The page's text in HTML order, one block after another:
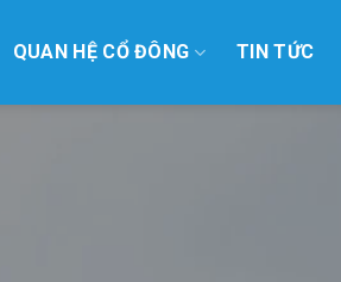
QUAN HỆ CỔ ĐÔNG TIN TỨC